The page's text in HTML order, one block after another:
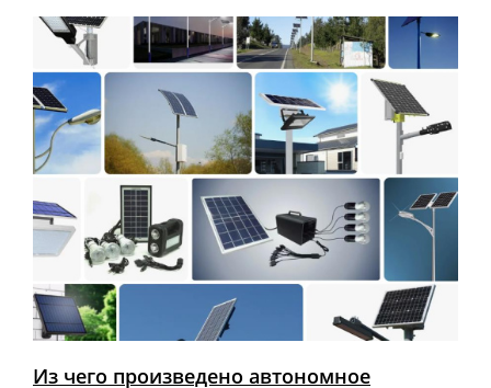
Из чего произведено автономное